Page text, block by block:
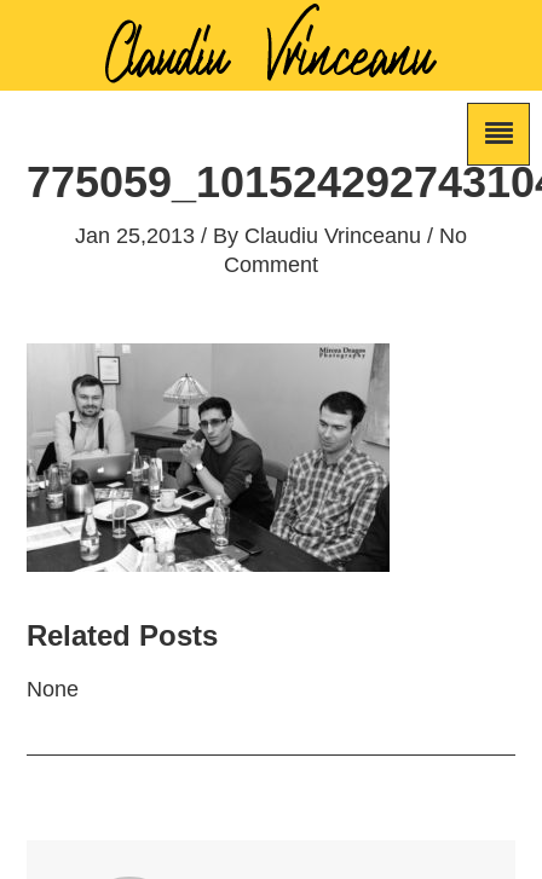
Jan 25,2013 / By Claudiu Vrinceanu / No
Comment
Related Posts
None